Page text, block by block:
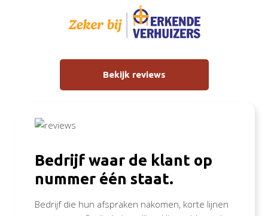
Bekijk reviews
Bedrijf waar de klant op
nummer één staat.
Bedrijf die hun afspraken nakomen, korte lijnen